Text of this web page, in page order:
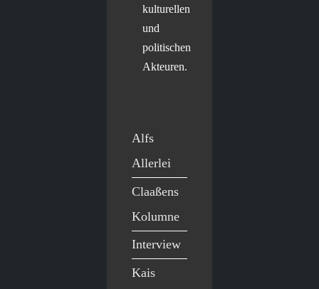
kulturellen
und
politischen
Akteuren.
Alfs
Allerlei
Claaßens
Kolumne
Interview
Kais